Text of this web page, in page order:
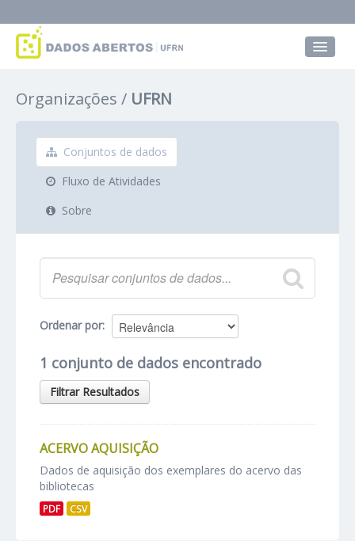
Grupos
Sobre
Organizações UFRN
Conjuntos de dados
Fluxo de Atividades
Sobre
Ordenar por
1 conjunto de dados encontrado
Filtrar Resultados
ACERVO AQUISIÇÃO
Dados de aquisição dos exemplares do acervo das
bibliotecas
PDF CSV